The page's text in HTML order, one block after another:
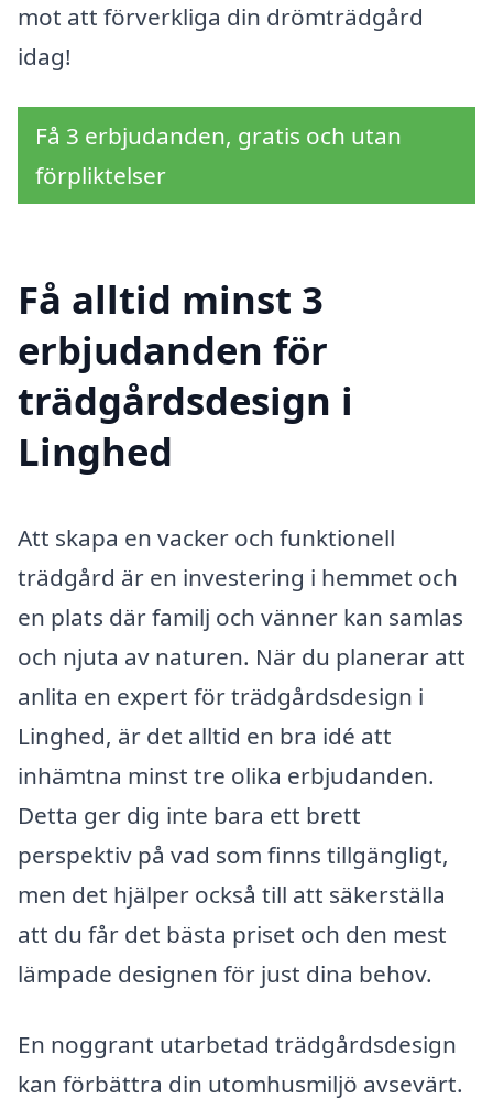
mot att förverkliga din drömträdgård
idag!
Få 3 erbjudanden, gratis och utan
förpliktelser
Få alltid minst 3
erbjudanden för
trädgårdsdesign i
Linghed
Att skapa en vacker och funktionell
trädgård är en investering i hemmet och
en plats där familj och vänner kan samlas
och njuta av naturen. När du planerar att
anlita en expert för trädgårdsdesign i
Linghed, är det alltid en bra idé att
inhämtna minst tre olika erbjudanden.
Detta ger dig inte bara ett brett
perspektiv på vad som finns tillgängligt,
men det hjälper också till att säkerställa
att du får det bästa priset och den mest
lämpade designen för just dina behov.
En noggrant utarbetad trädgårdsdesign
kan förbättra din utomhusmiljö avsevärt.